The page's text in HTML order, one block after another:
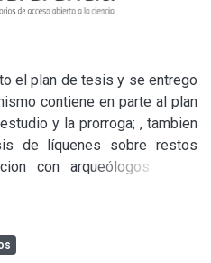
el plan de tesis y se entrego
contiene en parte al plan
y la prorroga; , tambien
de líquenes sobre restos
con arqueólogos de la
en el presente año. La
de especies, como se
y en menor medida